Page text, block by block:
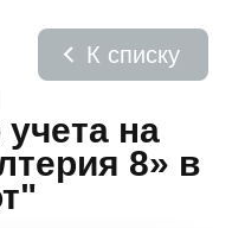
учета на
8» в
К списку